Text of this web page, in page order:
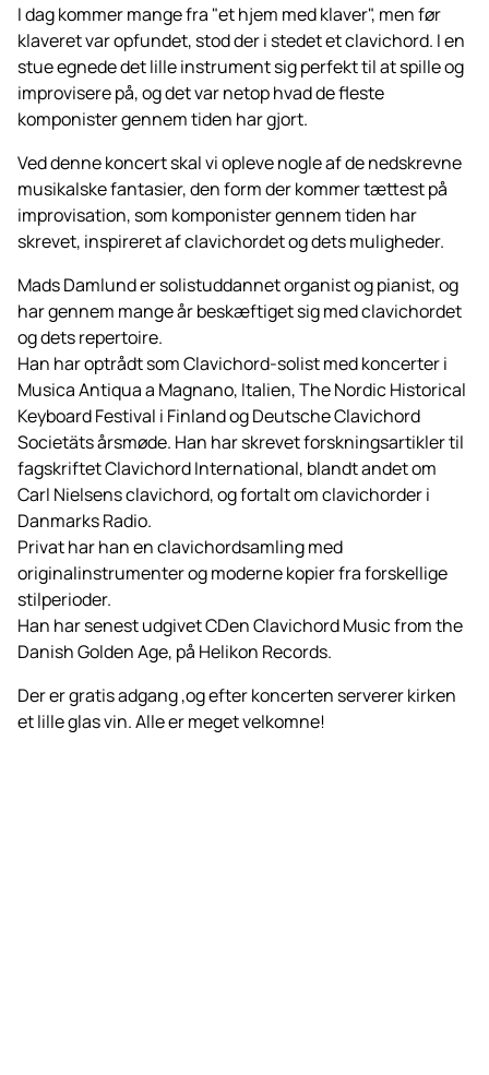
I dag kommer mange fra "et hjem med klaver", men før
klaveret var opfundet, stod der i stedet et clavichord. I en
stue egnede det lille instrument sig perfekt til at spille og
improvisere på, og det var netop hvad de fleste
komponister gennem tiden har gjort.
Ved denne koncert skal vi opleve nogle af de nedskrevne
musikalske fantasier, den form der kommer tættest på
improvisation, som komponister gennem tiden har
skrevet, inspireret af clavichordet og dets muligheder.
Mads Damlund er solistuddannet organist og pianist, og
har gennem mange år beskæftiget sig med clavichordet
og dets repertoire.
Han har optrådt som Clavichord-solist med koncerter i
Musica Antiqua a Magnano, Italien, The Nordic Historical
Keyboard Festival i Finland og Deutsche Clavichord
Societäts årsmøde. Han har skrevet forskningsartikler til
fagskriftet Clavichord International, blandt andet om
Carl Nielsens clavichord, og fortalt om clavichorder i
Danmarks Radio.
Privat har han en clavichordsamling med
originalinstrumenter og moderne kopier fra forskellige
stilperioder.
Han har senest udgivet CDen Clavichord Music from the
Danish Golden Age, på Helikon Records.
Der er gratis adgang ,og efter koncerten serverer kirken
et lille glas vin.Alle er meget velkomne!